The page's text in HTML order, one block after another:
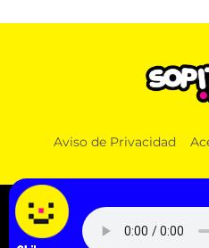
Otra vez entre andamios:
Aviso de Privacidad
© 2026 SOPITAS.COM - MÚSICA,
MÁS!.